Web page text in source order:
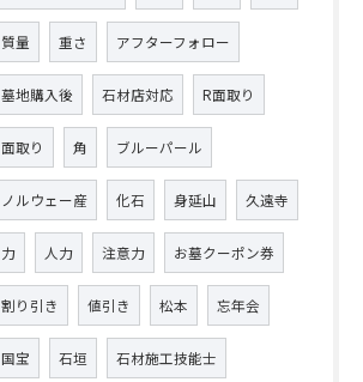
質量 重さ アフターフォロー
墓地購入後 石材店対応 R面取り
面取り 角 ブルーパール
ノルウェー産 化石 身延山 久遠寺
力 人力 注意力 お墓クーポン券
割り引き 値引き 松本 忘年会
国宝 石垣 石材施工技能士